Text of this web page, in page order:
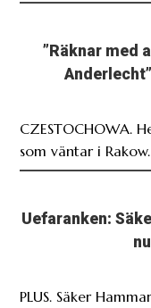
”Räknar med
CZESTOCHOWA.
som väntar i Rakow.
Uefaranken:
PLUS. Säker